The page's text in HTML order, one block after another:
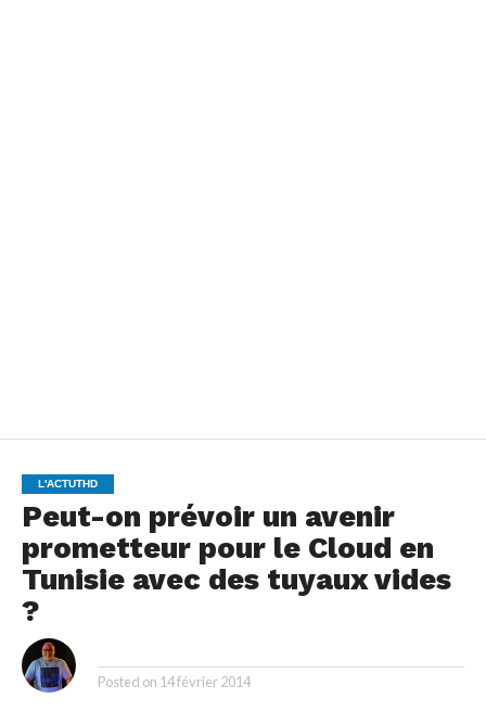
L'ACTUTHD
Peut-on prévoir un avenir
prometteur pour le Cloud en
Tunisie avec des tuyaux vides
?
Posted on 14 février 2014